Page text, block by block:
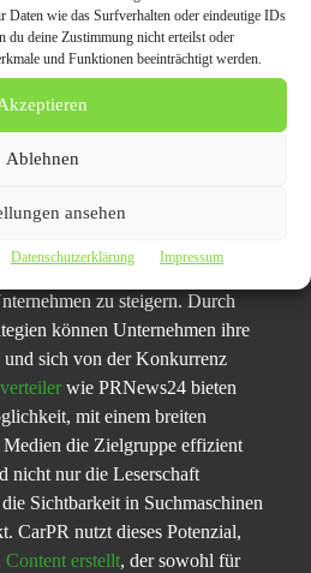
Daten wie das Surfverhalten oder eindeutige IDs
du deine Zustimmung nicht erteilst oder
und Funktionen beeinträchtigt werden.
Ablehnen
ansehen
Datenschutzerklärung Impressum
maßgeschneiderte PR-
und unterstützt
Markenbekanntheit durch
und Online-Marketing zu
die Sichtbarkeit und
zu steigern. Durch
können Unternehmen ihre
sich von der Konkurrenz
wie PRNews24 bieten
mit einem breiten
die Zielgruppe effizient
nicht nur die Leserschaft
Sichtbarkeit in Suchmaschinen
CarPR nutzt dieses Potenzial,
erstellt, der sowohl für